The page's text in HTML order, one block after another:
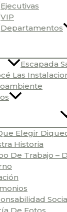
Ejecutivas
VIP
Departamentos
Escapada
Las
Elegir
Historia
De Trabajo –